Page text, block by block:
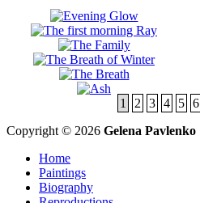
1 2 3 4 5 6
Copyright © 2026 Gelena Pavlenko
Home
Paintings
Biography